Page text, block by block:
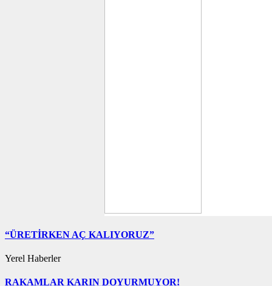
“ÜRETİRKEN AÇ KALIYORUZ”
Yerel Haberler
RAKAMLAR KARIN DOYURMUYOR!